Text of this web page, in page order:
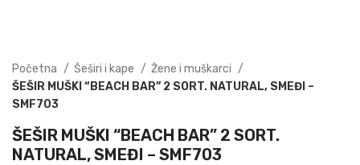
Početna Šeširi i kape
Žene i muškarci
ŠEŠIR MUŠKI “BEACH BAR” 2 SORT. NATURAL, SMEĐI –
SMF703
ŠEŠIR MUŠKI “BEACH BAR” 2 SORT.
NATURAL, SMEĐI – SMF703